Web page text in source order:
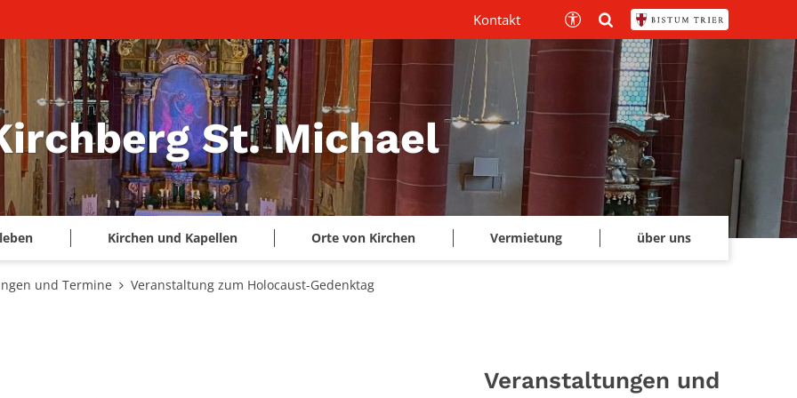
St. Michael
Kirchen und Kapellen Orte von Kirchen Vermietung über uns
Kontakt
und Termine Veranstaltung zum Holocaust-Gedenktag
Veranstaltungen und